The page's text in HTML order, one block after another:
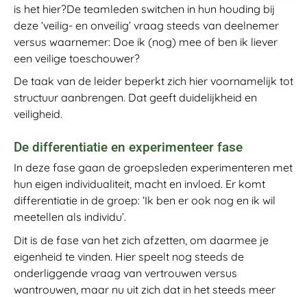
is het hier?De teamleden switchen in hun houding bij
deze ‘veilig- en onveilig’ vraag steeds van deelnemer
versus waarnemer: Doe ik (nog) mee of ben ik liever
een veilige toeschouwer?
De taak van de leider beperkt zich hier voornamelijk tot
structuur aanbrengen. Dat geeft duidelijkheid en
veiligheid.
De differentiatie en experimenteer fase
In deze fase gaan de groepsleden experimenteren met
hun eigen individualiteit, macht en invloed. Er komt
differentiatie in de groep: ‘Ik ben er ook nog en ik wil
meetellen als individu’.
Dit is de fase van het zich afzetten, om daarmee je
eigenheid te vinden. Hier speelt nog steeds de
onderliggende vraag van vertrouwen versus
wantrouwen, maar nu uit zich dat in het steeds meer